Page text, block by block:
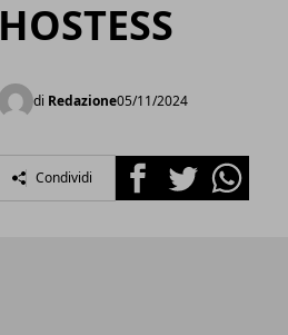
HOSTESS
di Redazione05/11/2024
Condividi FacebookTwitterWhatsapp